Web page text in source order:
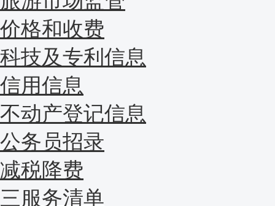
价格和收费
科技及专利信息
信用信息
不动产登记信息
公务员招录
减税降费
三服务清单